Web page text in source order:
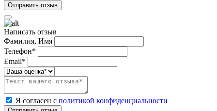
Написать отзыв
Фамилия, Имя
Телефон*
Email*
Я согласен с политикой конфиденциальности